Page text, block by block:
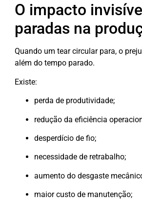
O impacto
paradas na
Quando um tear circular para, o
além do tempo parado.
Existe:
perda de produtividade;
redução da eficiência
desperdício de fio;
necessidade de retrabalho;
aumento do desgaste
maior custo de manutenção;